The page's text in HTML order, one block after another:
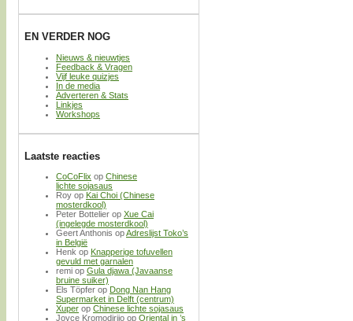
EN VERDER NOG
Nieuws & nieuwtjes
Feedback & Vragen
Vijf leuke quizjes
In de media
Adverteren & Stats
Linkjes
Workshops
Laatste reacties
CoCoFlix op Chinese
lichte sojasaus
Roy op Kai Choi (Chinese
mosterdkool)
Peter Bottelier op Xue Cai
(ingelegde mosterdkool)
Geert Anthonis opAdreslijst Toko’s
in België
Henk op Knapperige tofuvellen
gevuld met garnalen
remi op Gula djawa (Javaanse
bruine suiker)
Els Töpfer op Dong Nan Hang
Supermarket in Delft (centrum)
Xuper op Chinese lichte sojasaus
Joyce Kromodirijo op Oriental in ’s